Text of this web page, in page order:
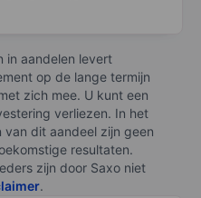
in aandelen levert
op de lange termijn
zich mee. U kunt een
verliezen. In het
dit aandeel zijn geen
resultaten.
zijn door Saxo niet
.